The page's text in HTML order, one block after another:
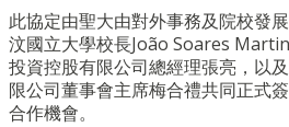
此協定由聖大由對外事務及院校發
汶國立大學校長João Soares
投資控股有限公司總經理張亮，以
限公司董事會主席梅合禮共同正式
合作機會。